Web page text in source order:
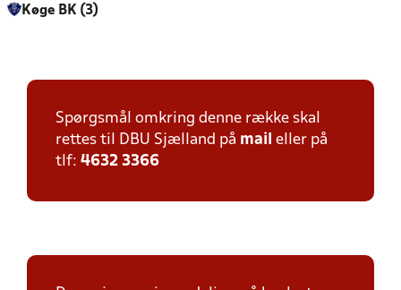
Køge BK (3)
Spørgsmål omkring denne række skal
rettes til DBU Sjælland på mail eller på
tlf: 4632 3366